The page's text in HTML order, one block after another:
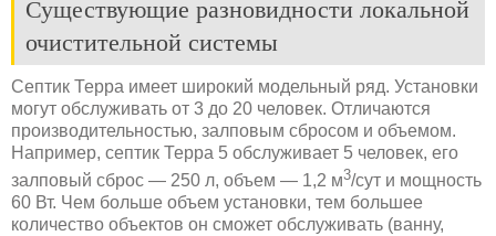
Существующие разновидности локальной
очистительной системы
Септик Терра имеет широкий модельный ряд. Установки
могут обслуживать от 3 до 20 человек. Отличаются
производительностью, залповым сбросом и объемом.
Например, септик Терра 5 обслуживает 5 человек, его
залповый сброс — 250 л, объем — 1,2 м3/сут и мощность
60 Вт. Чем больше объем установки, тем большее
количество объектов он сможет обслуживать (ванну,